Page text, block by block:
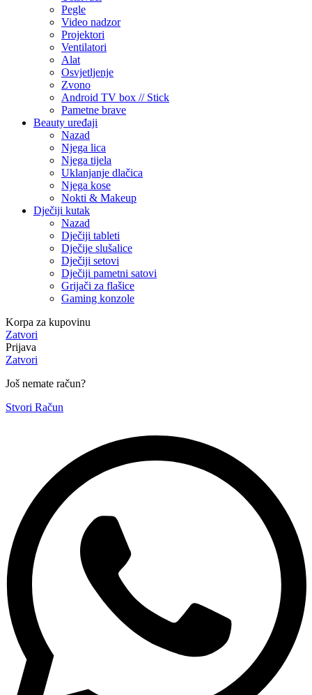
Pegle
Video nadzor
Projektori
Ventilatori
Alat
Osvjetljenje
Zvono
Android TV box // Stick
Pametne brave
Beauty uređaji
Nazad
Njega lica
Njega tijela
Uklanjanje dlačica
Njega kose
Nokti & Makeup
Dječiji kutak
Nazad
Dječiji tableti
Dječije slušalice
Dječiji setovi
Dječiji pametni satovi
Grijači za flašice
Gaming konzole
Korpa za kupovinu
Zatvori
Prijava
Zatvori
Još nemate račun?
Stvori Račun